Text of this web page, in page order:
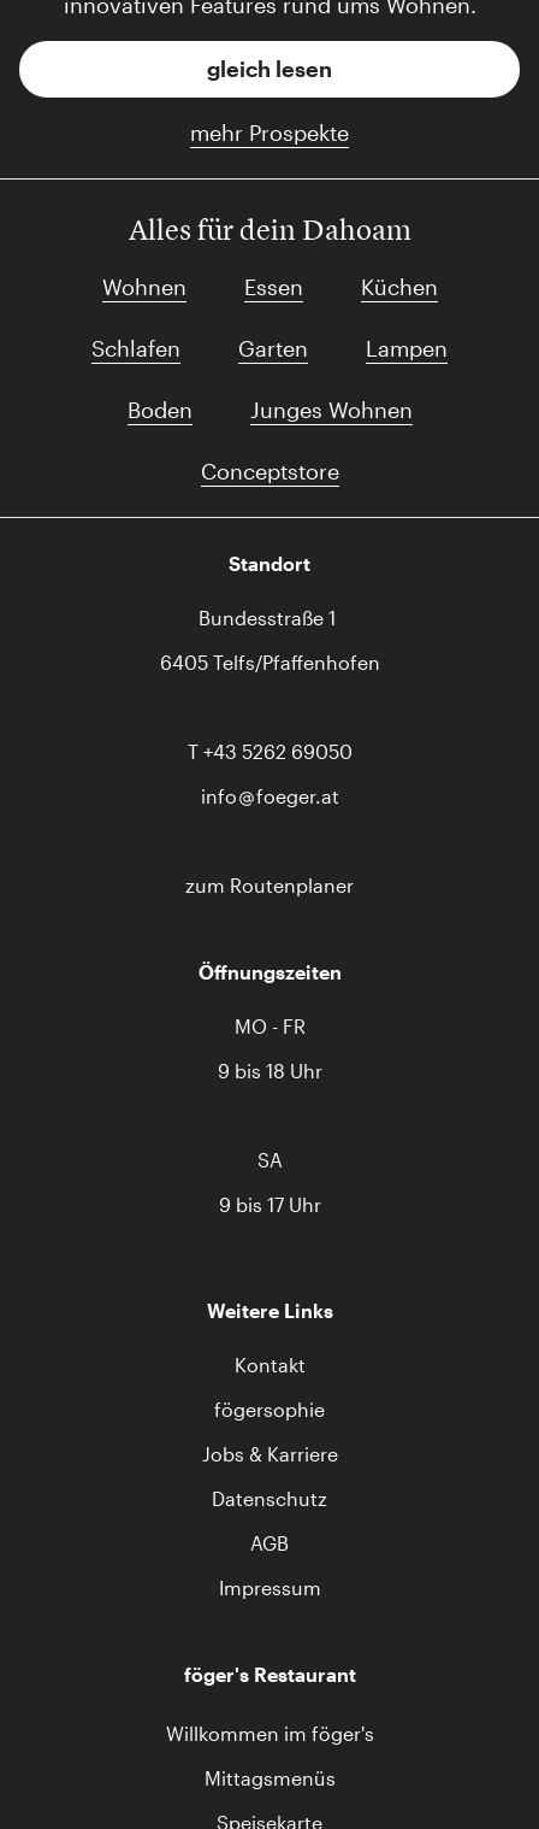
gleich lesen
mehr Prospekte
Alles für dein Dahoam
Wohnen Essen Küchen
Schlafen Garten Lampen
Boden Junges Wohnen
Conceptstore
Standort
Bundesstraße 1
6405 Telfs/Pfaffenhofen
T +43 5262 69050
info
foeger.at
zum Routenplaner
Öffnungszeiten
MO - FR
9 bis 18 Uhr
SA
9 bis 17 Uhr
Weitere Links
Kontakt
fögersophie
Jobs & Karriere
Datenschutz
AGB
Impressum
föger's Restaurant
Willkommen im föger's
Mittagsmenüs
Speisekarte